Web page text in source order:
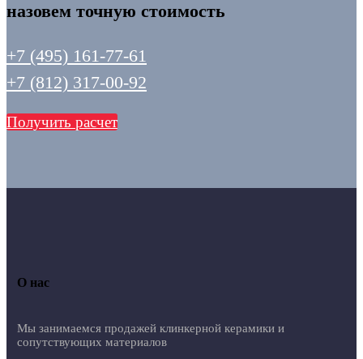
назовем точную стоимость
+7 (495) 161-77-61
+7 (812) 317-00-92
Получить расчет
О нас
Мы занимаемся продажей клинкерной керамики и
сопутствующих материалов